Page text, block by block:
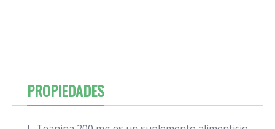
PROPIEDADES